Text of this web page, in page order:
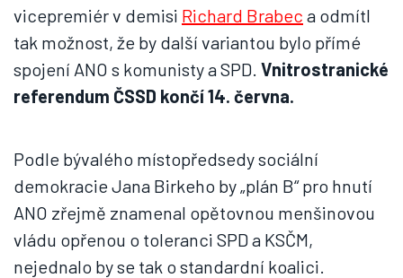
vicepremiér v demisi Richard Brabec a odmítl
tak možnost, že by další variantou bylo přímé
spojení ANO s komunisty a SPD. Vnitrostranické
referendum ČSSD končí 14. června.
Podle bývalého místopředsedy sociální
demokracie Jana Birkeho by „plán B“ pro hnutí
ANO zřejmě znamenal opětovnou menšinovou
vládu opřenou o toleranci SPD a KSČM,
nejednalo by se tak o standardní koalici.